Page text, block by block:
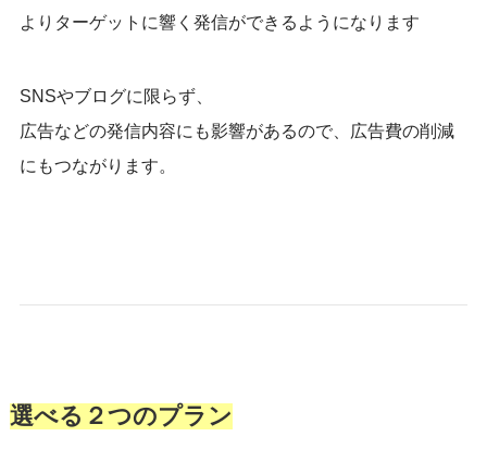
よりターゲットに響く発信ができるようになります
SNSやブログに限らず、
広告などの発信内容にも影響があるので、広告費の削減
にもつながります。
選べる２つのプラン